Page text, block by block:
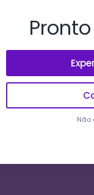
Não